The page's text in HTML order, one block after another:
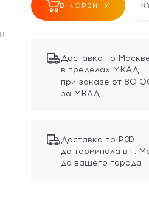
В КОРЗИНУ
Доставка по
в пределах МКАД
при заказе от 80
за МКАД
Доставка по РФ
до терминала в г.
до вашего города